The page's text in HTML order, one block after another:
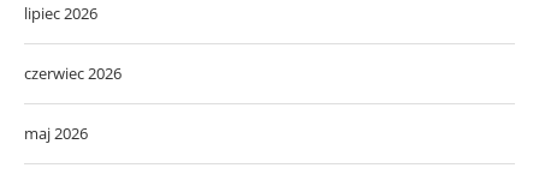
lipiec 2026
czerwiec 2026
maj 2026